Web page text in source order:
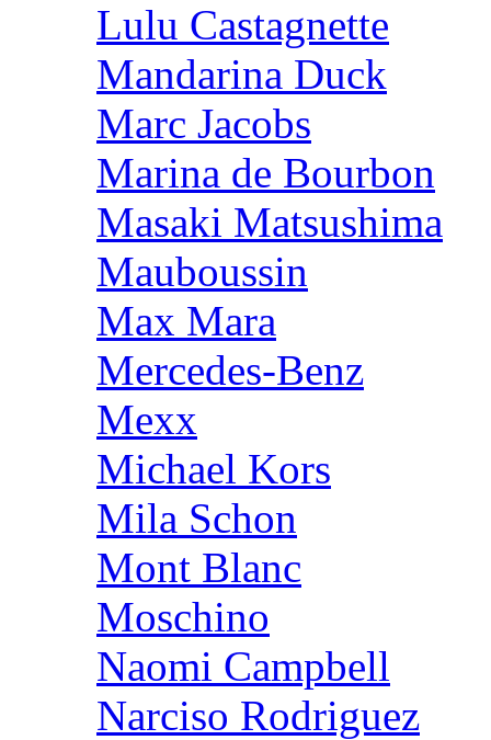
Lulu Castagnette
Mandarina Duck
Marc Jacobs
Marina de Bourbon
Masaki Matsushima
Mauboussin
Max Mara
Mercedes-Benz
Mexx
Michael Kors
Mila Schon
Mont Blanc
Moschino
Naomi Campbell
Narciso Rodriguez